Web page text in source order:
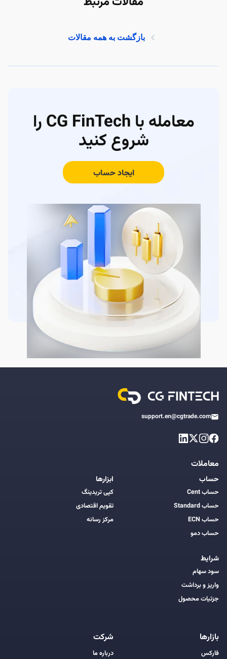
بازگشت به همه مقالات
معامله با CG FinTech را
شروع کنید
ایجاد حساب
support.en@cgtrade.com
معاملات
حساب
حساب Cent
حساب Standard
حساب ECN
حساب دمو
شرایط
سود سهام
واریز و برداشت
جزئیات محصول
ابزارها
کپی تریدینگ
تقویم اقتصادی
مرکز رسانه
بازارها
فارکس
شرکت
درباره ما